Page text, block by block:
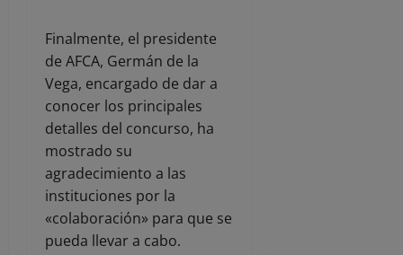
Finalmente, el presidente
de AFCA, Germán de la
Vega, encargado de dar a
conocer los principales
detalles del concurso, ha
mostrado su
agradecimiento a las
instituciones por la
«colaboración» para que se
pueda llevar a cabo.